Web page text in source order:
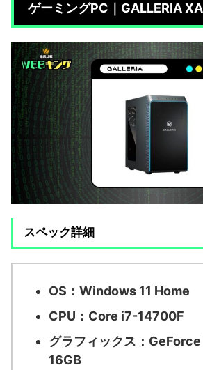
ゲーミングPC｜GALLERIA
スペック詳細
OS： Windows 11 Home
CPU： Core i7-14700F
グラフィックス：
16GB